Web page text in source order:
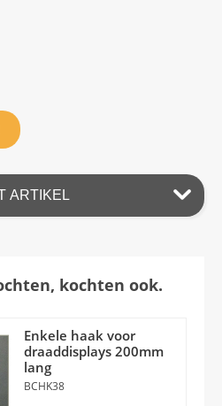
ARTIKEL
kochten ook.
Enkele haak voor
draaddisplays 200mm
lang
BCHK38